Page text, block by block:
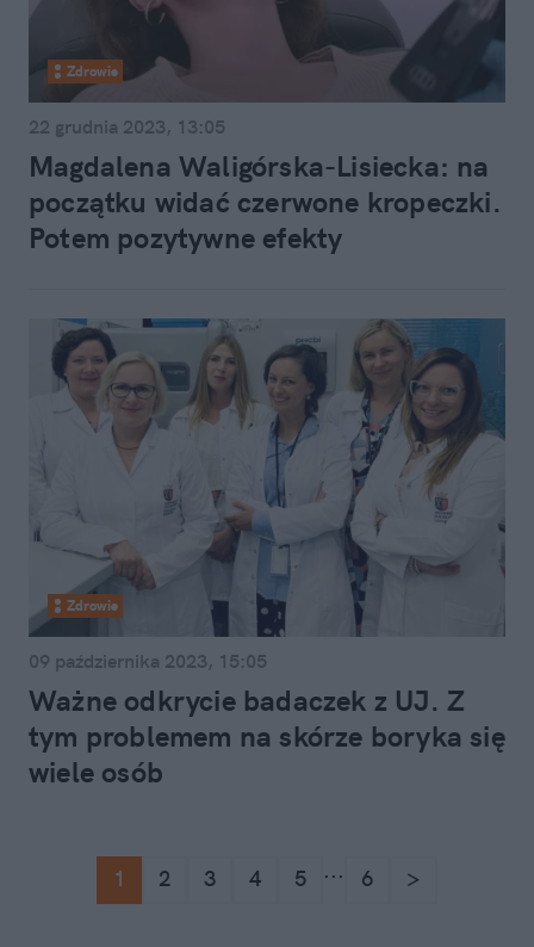
Zdrowie
22 grudnia 2023, 13:05
Magdalena Waligórska-Lisiecka: na
początku widać czerwone kropeczki.
Potem pozytywne efekty
Zdrowie
09 października 2023, 15:05
Ważne odkrycie badaczek z UJ. Z
tym problemem na skórze boryka się
wiele osób
1 2 3 4 5 ... 6 >